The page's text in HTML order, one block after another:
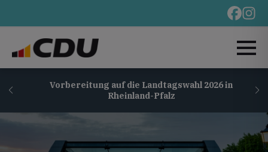
Vorbereitung auf die Landtagswahl 2026 in
Rheinland-Pfalz